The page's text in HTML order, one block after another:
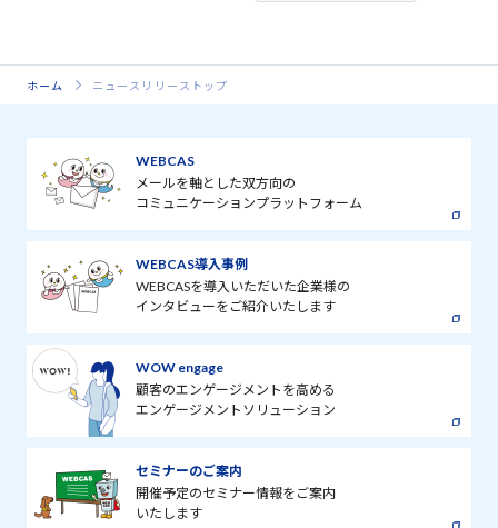
ホーム ニュースリリーストップ
WEBCAS
メールを軸とした双方向の
コミュニケーションプラットフォーム
WEBCAS導入事例
WEBCASを導入いただいた企業様の
インタビューをご紹介いたします
WOW engage
顧客のエンゲージメントを高める
エンゲージメントソリューション
セミナーのご案内
開催予定のセミナー情報をご案内
いたします